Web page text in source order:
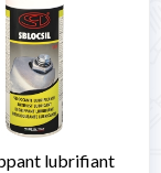
lubrifiant